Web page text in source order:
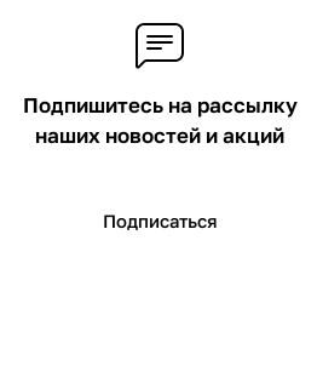
Подпишитесь на рассылку
наших новостей и акций
Подписаться